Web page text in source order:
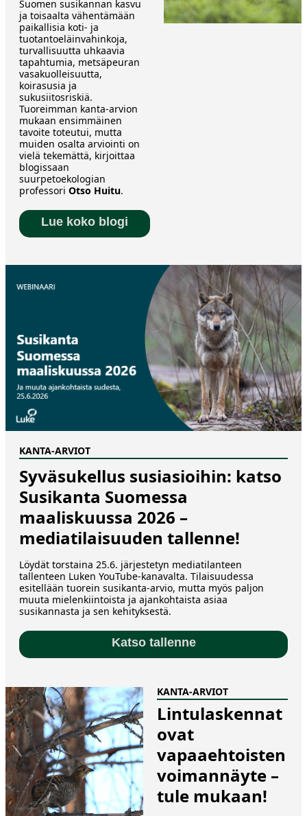
Suomen susikannan kasvu
ja toisaalta vähentämään
paikallisia koti- ja
tuotantoeläinvahinkoja,
turvallisuutta uhkaavia
tapahtumia, metsäpeuran
vasakuolleisuutta,
koirasusia ja
sukusiitosriskiä.
Tuoreimman kanta-arvion
mukaan ensimmäinen
tavoite toteutui, mutta
muiden osalta arviointi on
vielä tekemättä, kirjoittaa
blogissaan
suurpetoekologian
professori Otso Huitu.
Lue koko blogi
KANTA-ARVIOT
Syväsukellus susiasioihin: katso
Susikanta Suomessa
maaliskuussa 2026 –
mediatilaisuuden tallenne!
Löydät torstaina 25.6. järjestetyn mediatilanteen
tallenteen Luken YouTube-kanavalta. Tilaisuudessa
esitellään tuorein susikanta-arvio, mutta myös paljon
muuta mielenkiintoista ja ajankohtaista asiaa
susikannasta ja sen kehityksestä.
Katso tallenne
KANTA-ARVIOT
Lintulaskennat
ovat
vapaaehtoisten
voimannäyte –
tule mukaan!